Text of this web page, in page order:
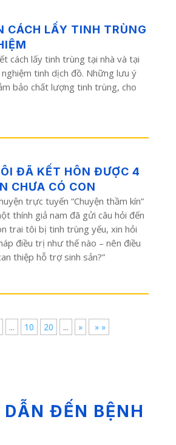
CÁCH LẤY TINH TRÙNG
cách lấy tinh trùng tại nhà và tại
tinh dịch đồ. Những lưu ý
bảo chất lượng tinh trùng, cho
ĐÃ KẾT HÔN ĐƯỢC 4
CHƯA CÓ CON
trực tuyến “Chuyện thầm kín”
thính giả nam đã gửi câu hỏi đến
trai tôi bị tinh trùng yếu, xin hỏi
điều trị như thế nào – nên điều
thiệp hỗ trợ sinh sản?”
... 10 20 ... » » »
DẪN ĐẾN BỆNH